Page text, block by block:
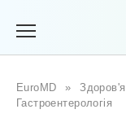
EuroMD »
Гастроентерологія